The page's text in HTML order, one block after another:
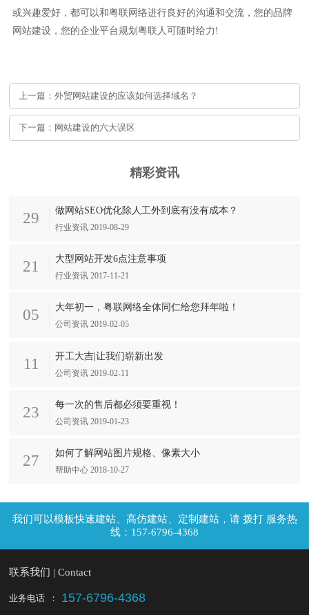
或兴趣爱好，都可以和粤联网络进行良好的沟通和交流，您的品牌
网站建设，您的企业平台规划粤联人可随时给力!
上一篇：外贸网站建设的应该如何选择域名？
下一篇：网站建设的六大误区
精彩资讯
29 做网站SEO优化除人工外到底有没有成本？
行业资讯 2019-08-29
21 大型网站开发6点注意事项
行业资讯 2017-11-21
05 大年初一，粤联网络全体同仁给您拜年啦！
公司资讯 2019-02-05
11 开工大吉|让我们崭新出发
公司资讯 2019-02-11
23 每一次的售后都必须要重视！
公司资讯 2019-01-23
27 如何了解网站图片规格、像素大小
帮助中心 2018-10-27
拨打 服务热
线：157-6796-4368
联系我们 | Contact
业务电话 ： 157-6796-4368